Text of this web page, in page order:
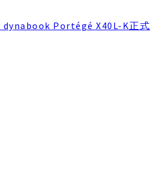
dynabook Portégé X40L-K正式